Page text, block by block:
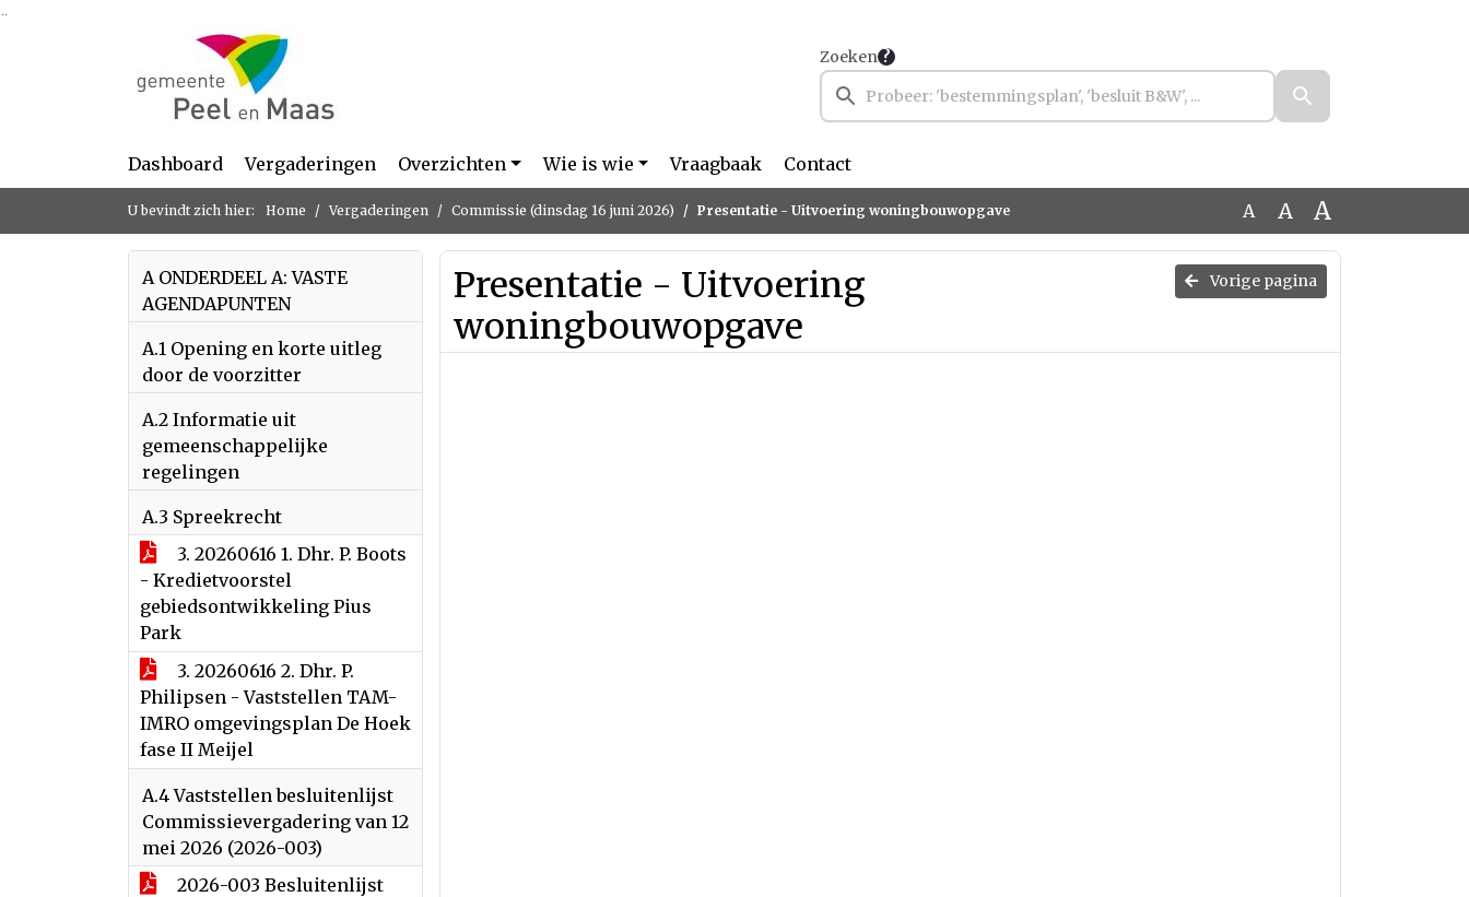
Ga naar de inhoud van deze pagina
Zoeken
Dashboard Vergaderingen Overzichten Wie is wie Vraagbaak Contact
U bevindt zich hier: Home Vergaderingen Commissie (dinsdag 16 juni 2026) Presentatie - Uitvoering woningbouwopgave A A A
A ONDERDEEL A: VASTE
AGENDAPUNTEN
A.1 Opening en korte uitleg
door de voorzitter
A.2 Informatie uit
gemeenschappelijke
regelingen
A.3 Spreekrecht
3. 20260616 1. Dhr. P. Boots
- Kredietvoorstel
gebiedsontwikkeling Pius
Park
3. 20260616 2. Dhr. P.
Philipsen - Vaststellen TAM-
IMRO omgevingsplan De Hoek
fase II Meijel
A.4 Vaststellen besluitenlijst
Commissievergadering van 12
mei 2026 (2026-003)
2026-003 Besluitenlijst
Vorige pagina
Presentatie - Uitvoering
woningbouwopgave